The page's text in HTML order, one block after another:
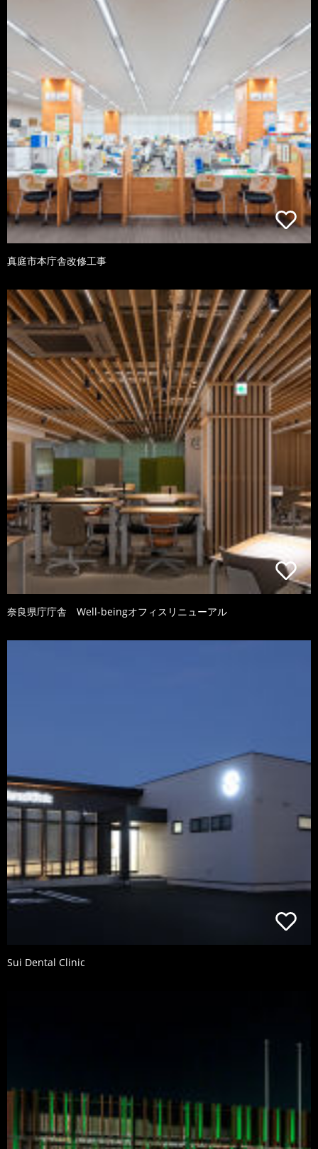
真庭市本庁舎改修工事
奈良県庁庁舎 Well-beingオフィスリニューアル
Sui Dental Clinic